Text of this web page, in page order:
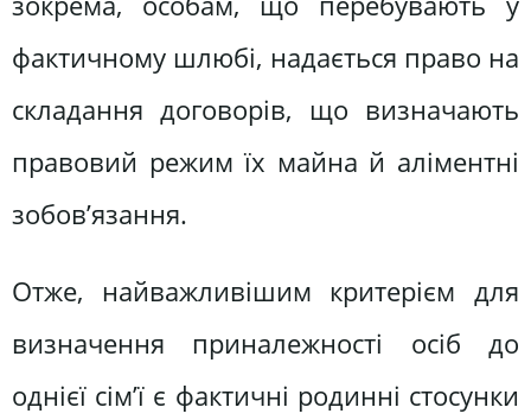
фактичному шлюбі, надається право на
складання договорів, що визначають
правовий режим їх майна й аліментні
зобов’язання.
Отже, найважливішим критерієм для
визначення приналежності осіб до
однієї сім’ї є фактичні родинні стосунки